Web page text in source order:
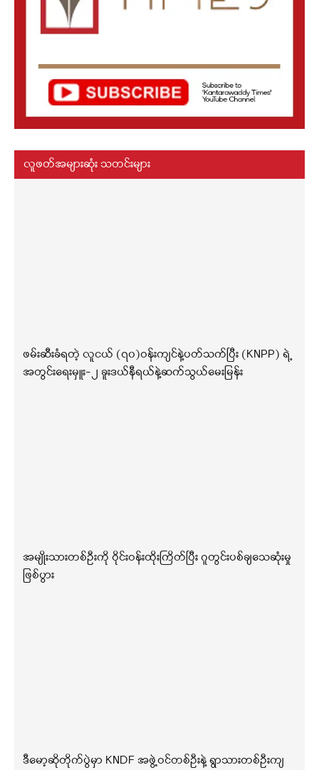
လူဖတ်အများဆုံး သတင်းများ
ဖမ်းဆီးခံရတဲ့ လူငယ် (၇၀)ဝန်းကျင်နဲ့ပတ်သက်ပြီး (KNPP) ရဲ့
အတွင်းရေးမှူး-၂ ခူးဒယ်နီရယ်နဲ့ဆက်သွယ်မေးမြန်း
အမျိုးသားတစ်ဦးကို ဝိုင်းဝန်းထိုးကြိတ်ပြီး ဂူတွင်းပစ်ချသေဆုံးမှု
ဖြစ်ပွား
ဒီမော့ဆိုတိုက်ပွဲမှာ KNDF အဖွဲ့ဝင်တစ်ဦးနဲ့ ရွာသားတစ်ဦးကျ